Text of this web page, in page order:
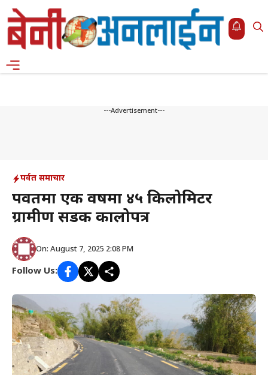
Skip
to
content
---Advertisement---
पर्वत समाचार
पर्वतमा एक वर्षमा ४५ किलोमिटर
ग्रामीण सडक कालोपत्र
On: August 7, 2025 2:08 PM
Follow Us: